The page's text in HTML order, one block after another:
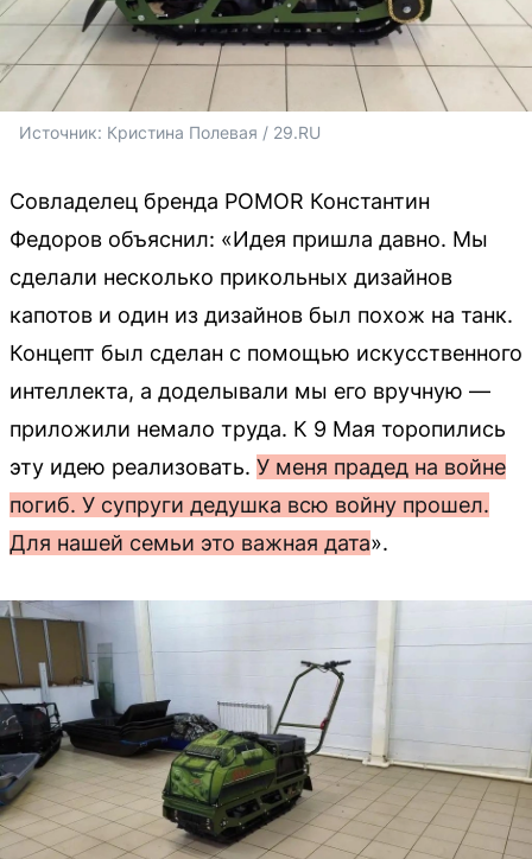
Источник: Кристина Полевая / 29.RU
Совладелец бренда POMOR Константин
Федоров объяснил: «Идея пришла давно. Мы
сделали несколько прикольных дизайнов
капотов и один из дизайнов был похож на танк.
Концепт был сделан с помощью искусственного
интеллекта, а доделывали мы его вручную —
приложили немало труда. К 9 Мая торопились
эту идею реализовать. У меня прадед на войне
погиб. У супруги дедушка всю войну прошел.
Для нашей семьи это важная дата».